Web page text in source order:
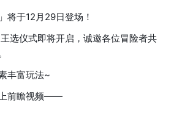
将于12月29日登场！
选仪式即将开启，诚邀各位冒险者共
丰富玩法~
上前瞻视频——